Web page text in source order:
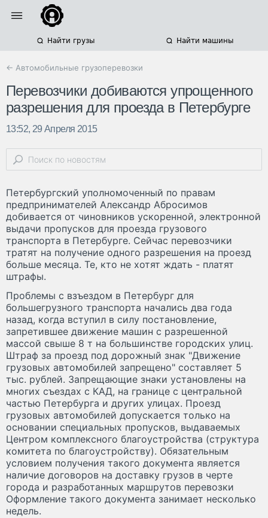
Найти грузы Найти машины
← Автомобильные грузоперевозки
Перевозчики добиваются упрощенного
разрешения для проезда в Петербурге
13:52, 29 Апреля 2015
Петербургский уполномоченный по правам
предпринимателей Александр Абросимов
добивается от чиновников ускоренной, электронной
выдачи пропусков для проезда грузового
транспорта в Петербурге. Сейчас перевозчики
тратят на получение одного разрешения на проезд
больше месяца. Те, кто не хотят ждать - платят
штрафы.
Проблемы с взъездом в Петербург для
большегрузного транспорта начались два года
назад, когда вступил в силу постановление,
запретившее движение машин с разрешенной
массой свыше 8 т на большинстве городских улиц.
Штраф за проезд под дорожный знак "Движение
грузовых автомобилей запрещено" составляет 5
тыс. рублей. Запрещающие знаки установлены на
многих съездах с КАД, на границе с центральной
частью Петербурга и других улицах. Проезд
грузовых автомобилей допускается только на
основании специальных пропусков, выдаваемых
Центром комплексного благоустройства (структура
комитета по благоустройству). Обязательным
условием получения такого документа является
наличие договоров на доставку грузов в черте
города и разработанных маршрутов перевозки
Оформление такого документа занимает несколько
недель.